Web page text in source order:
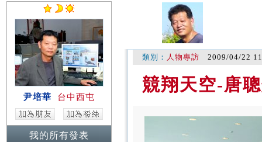
尹培華 台中西屯
我的所有發表
類別： 人物專訪 2009/04/22
競翔天空-唐